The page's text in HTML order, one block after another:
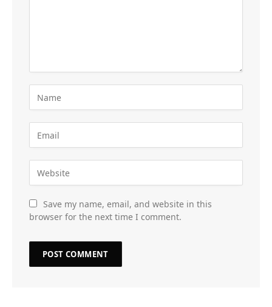
Save my name, email, and website in this
browser for the next time I comment.